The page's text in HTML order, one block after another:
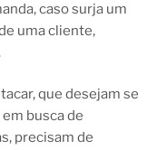
caso surja um
uma cliente,
que desejam se
busca de
precisam de